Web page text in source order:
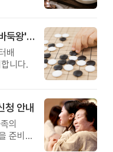
제3회 서초구 아버지센터배 '매너 바둑왕' 대회
배
니다.
청 안내
의
준비해